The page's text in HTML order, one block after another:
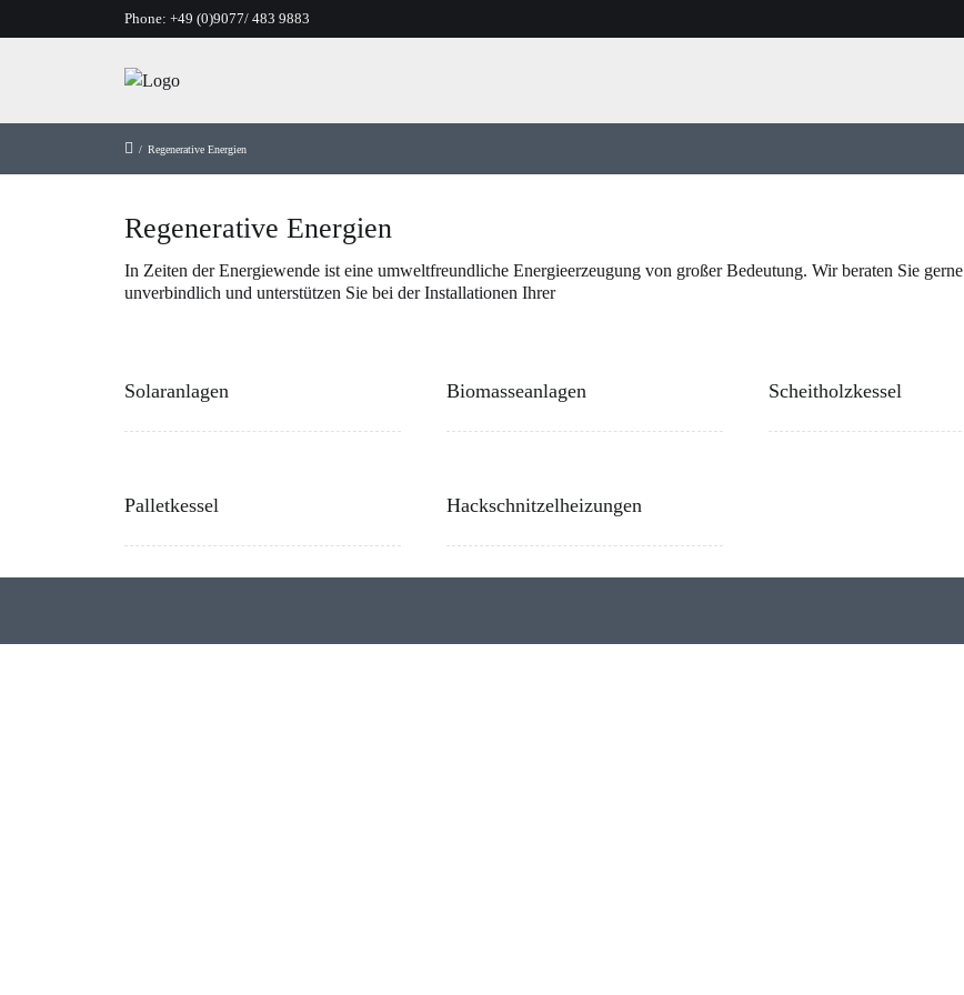
Phone: +49 (0)9077/ 483 9883
/ Regenerative Energien
Regenerative Energien
In Zeiten der Energiewende ist eine umweltfreundliche Energieerzeugung von großer Bedeutung. Wir beraten Sie gerne
unverbindlich und unterstützen Sie bei der Installationen Ihrer
Solaranlagen Biomasseanlagen Scheitholzkessel
Palletkessel Hackschnitzelheizungen